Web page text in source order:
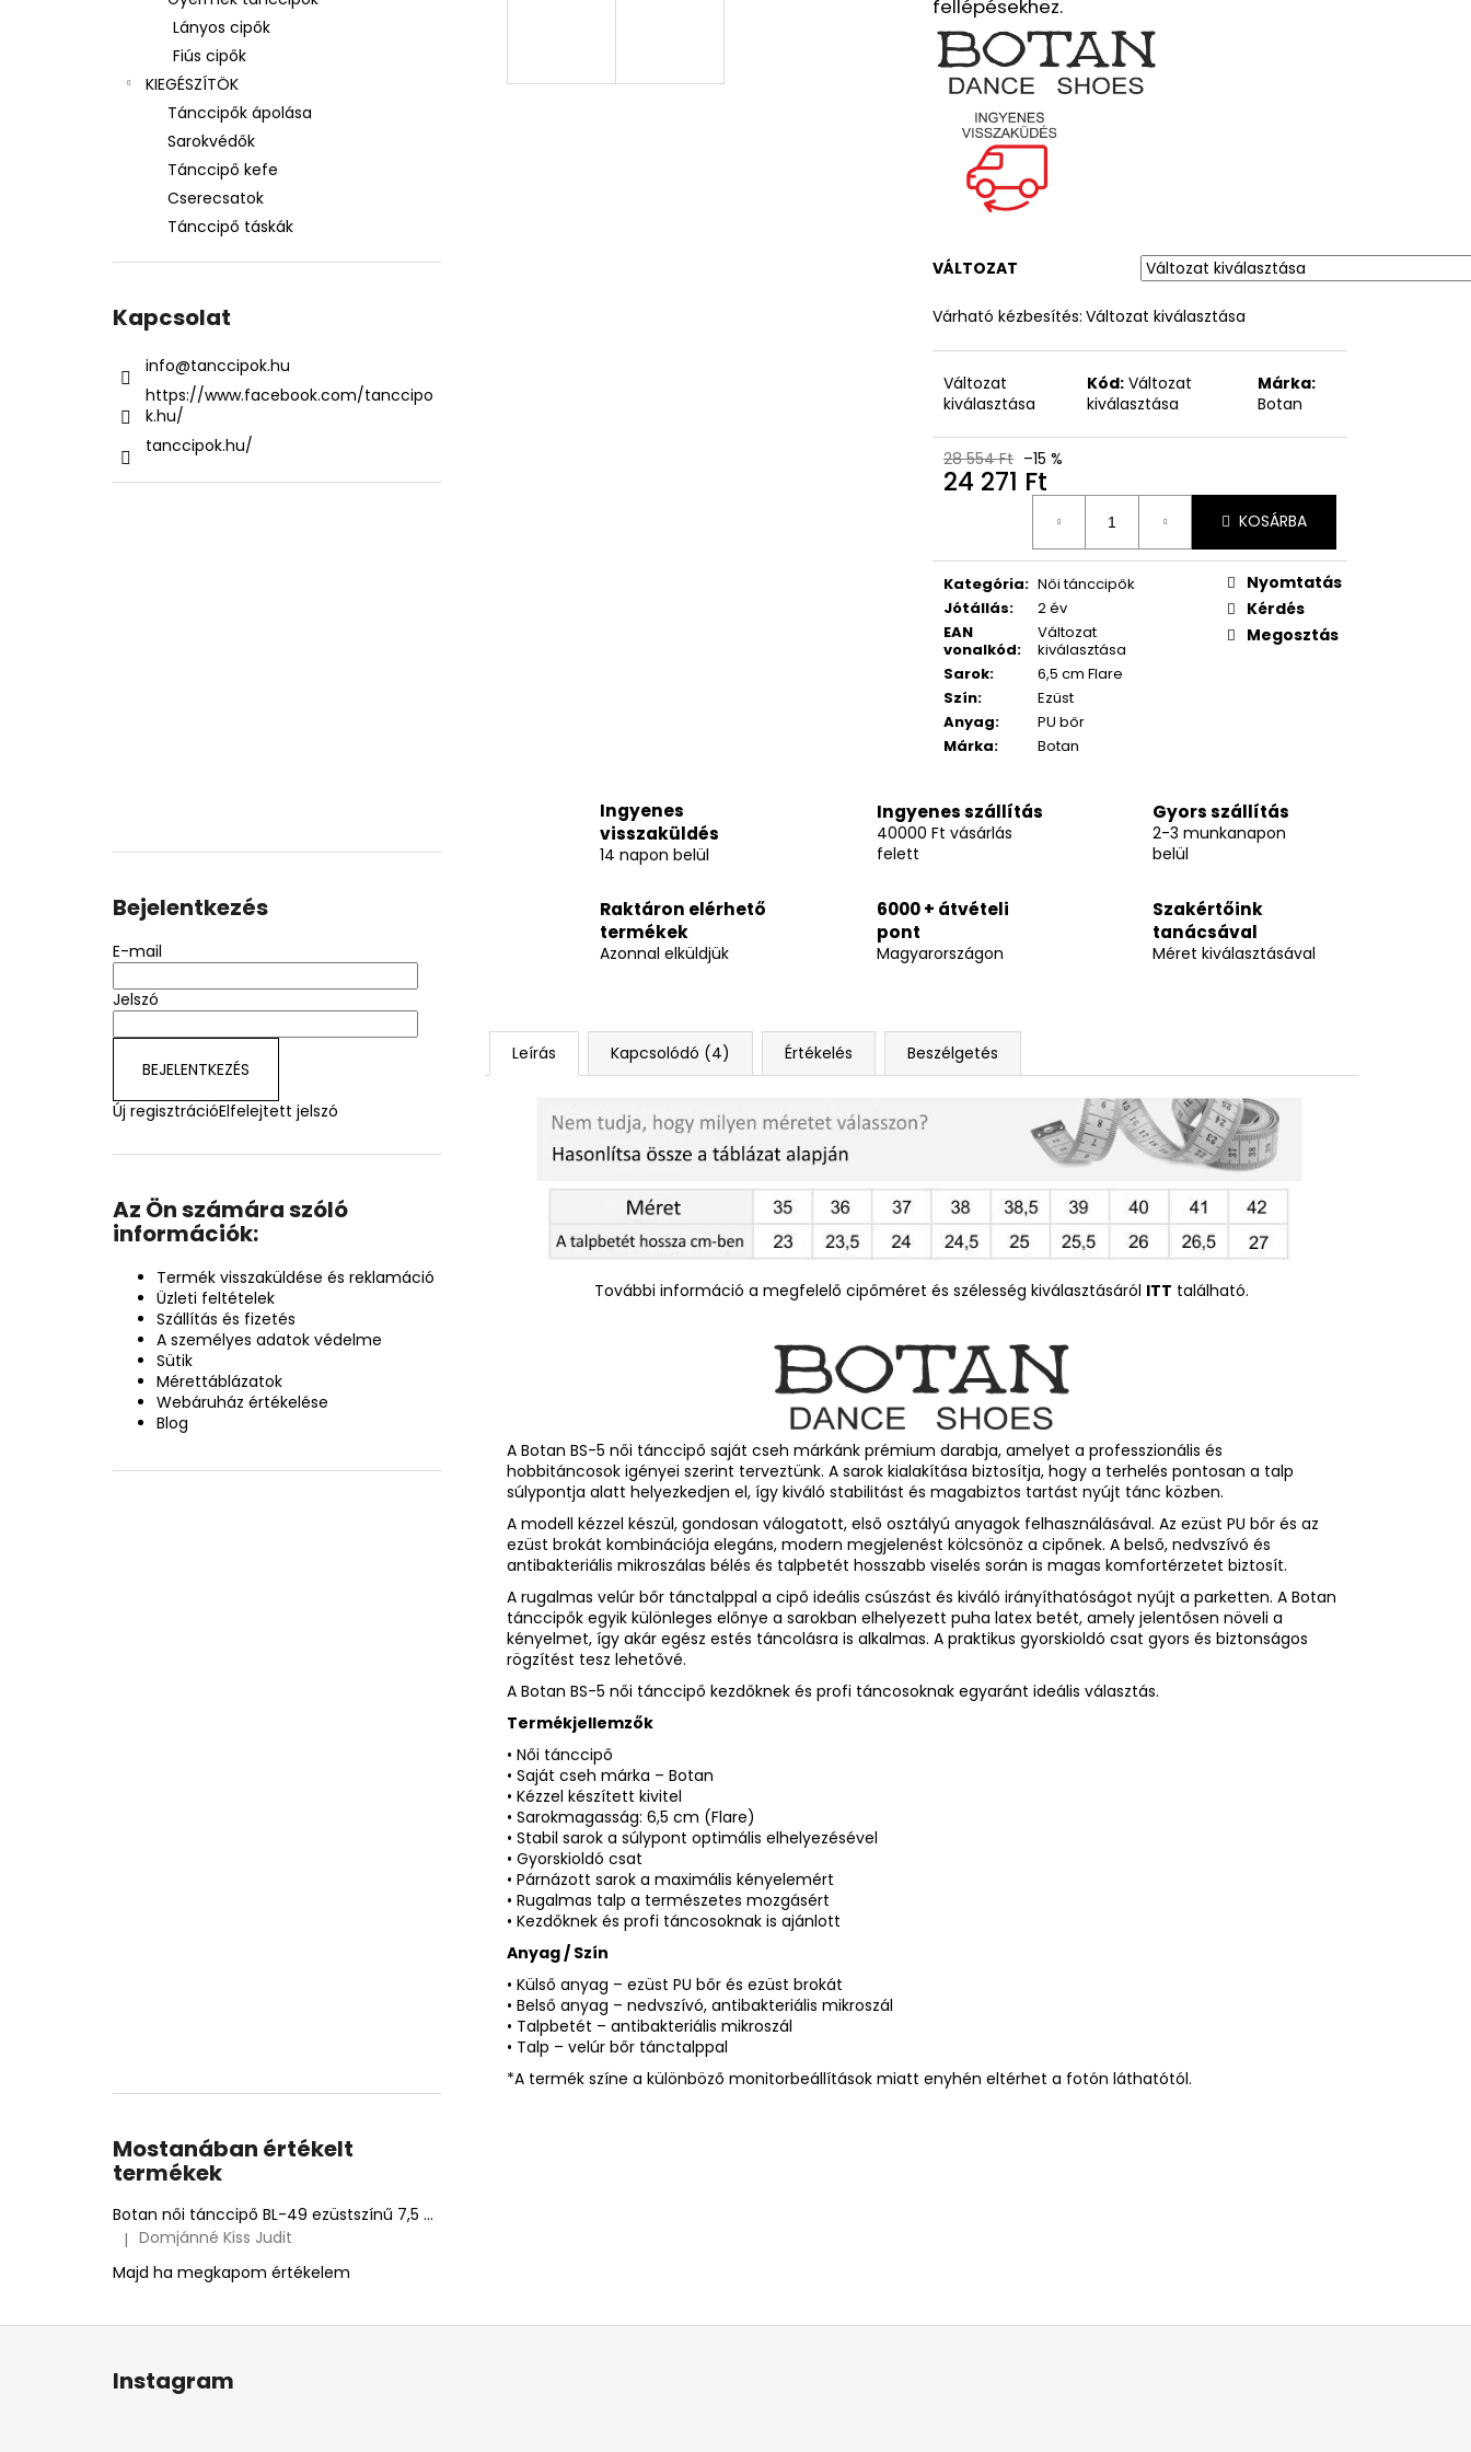
Lányos cipők
Fiús cipők
KIEGÉSZÍTÖK
Tánccipők ápolása
Sarokvédők
Tánccipő kefe
Cserecsatok
Tánccipő táskák
Kapcsolat
info@tanccipok.hu
https://www.facebook.com/tanccipo
k.hu/
tanccipok.hu/
Bejelentkezés
E-mail
Jelszó
BEJELENTKEZÉS
Új regisztrációElfelejtett jelszó
Az Ön számára szóló
információk:
Termék visszaküldése és reklamáció
Üzleti feltételek
Szállítás és fizetés
A személyes adatok védelme
Sütik
Mérettáblázatok
Webáruház értékelése
Blog
Mostanában értékelt
termékek
Botan női tánccipő BL-49 ezüstszínű 7,5 cm Flare
A termék értékelése 5-ből 5 csillag.
| Domjánné Kiss Judit
Majd ha megkapom értékelem
fellépésekhez.
VÁLTOZAT
Várható kézbesítés: Változat kiválasztása
Változat
kiválasztása
Kód: Változat
kiválasztása
Márka:
Botan
28 554 Ft –15 %
24 271 Ft
KOSÁRBA
Kategória: Női tánccipők
Jótállás:
2 év
EAN
vonalkód:
Változat
kiválasztása
Sarok:
6,5 cm Flare
Szín:
Ezüst
Anyag:
PU bőr
Márka: Botan
Nyomtatás
Kérdés
Megosztás
Ingyenes
visszaküldés
14 napon belül
Ingyenes szállítás
40000 Ft vásárlás
felett
Gyors szállítás
2-3 munkanapon
belül
Raktáron elérhető
termékek
Azonnal elküldjük
6000 + átvételi
pont
Magyarországon
Szakértőink
tanácsával
Méret kiválasztásával
Leírás Kapcsolódó (4) Értékelés Beszélgetés
További információ a megfelelő cipőméret és szélesség kiválasztásáról ITT található.
A Botan BS-5 női tánccipő saját cseh márkánk prémium darabja, amelyet a professzionális és
hobbitáncosok igényei szerint terveztünk. A sarok kialakítása biztosítja, hogy a terhelés pontosan a talp
súlypontja alatt helyezkedjen el, így kiváló stabilitást és magabiztos tartást nyújt tánc közben.
A modell kézzel készül, gondosan válogatott, első osztályú anyagok felhasználásával. Az ezüst PU bőr és az
ezüst brokát kombinációja elegáns, modern megjelenést kölcsönöz a cipőnek. A belső, nedvszívó és
antibakteriális mikroszálas bélés és talpbetét hosszabb viselés során is magas komfortérzetet biztosít.
A rugalmas velúr bőr tánctalppal a cipő ideális csúszást és kiváló irányíthatóságot nyújt a parketten. A Botan
tánccipők egyik különleges előnye a sarokban elhelyezett puha latex betét, amely jelentősen növeli a
kényelmet, így akár egész estés táncolásra is alkalmas. A praktikus gyorskioldó csat gyors és biztonságos
rögzítést tesz lehetővé.
A Botan BS-5 női tánccipő kezdőknek és profi táncosoknak egyaránt ideális választás.
Termékjellemzők
• Női tánccipő
• Saját cseh márka – Botan
• Kézzel készített kivitel
• Sarokmagasság: 6,5 cm (Flare)
• Stabil sarok a súlypont optimális elhelyezésével
• Gyorskioldó csat
• Párnázott sarok a maximális kényelemért
• Rugalmas talp a természetes mozgásért
• Kezdőknek és profi táncosoknak is ajánlott
Anyag / Szín
• Külső anyag – ezüst PU bőr és ezüst brokát
• Belső anyag – nedvszívó, antibakteriális mikroszál
• Talpbetét – antibakteriális mikroszál
• Talp – velúr bőr tánctalppal
*A termék színe a különböző monitorbeállítások miatt enyhén eltérhet a fotón láthatótól.
L
Instagram